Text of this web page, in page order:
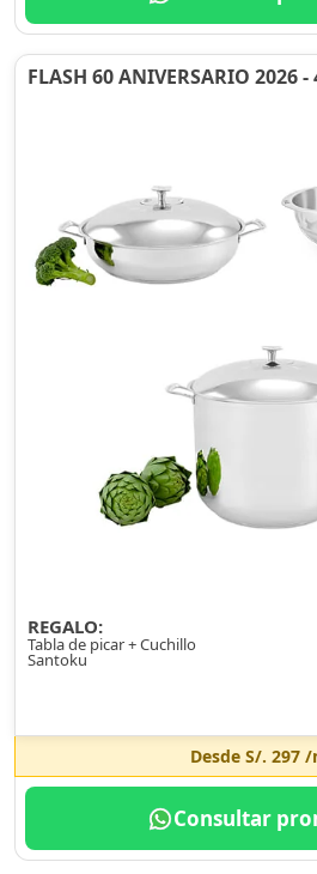
FLASH 60 ANIVERSARIO 2026 -
REGALO:
Tabla de picar + Cuchillo
Santoku
Desde S/. 297/
Consultar